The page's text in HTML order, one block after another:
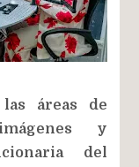
áreas de
y
del